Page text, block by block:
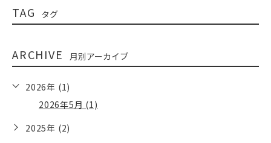
TAG タグ
ARCHIVE 月別アーカイブ
2026年 (1)
2026年5月 (1)
2025年 (2)